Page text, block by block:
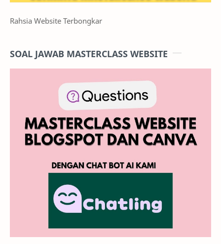
Rahsia Website Terbongkar
SOAL JAWAB MASTERCLASS WEBSITE